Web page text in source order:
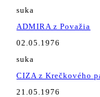
suka
ADMIRA z Považia
02.05.1976
suka
CIZA z Krečkového
21.05.1976